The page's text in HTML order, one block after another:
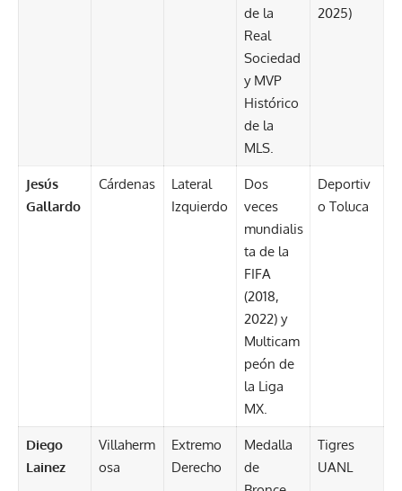
de la
Real
Sociedad
y MVP
Histórico
de la
MLS.
2025)
Jesús
Gallardo
Cárdenas
Lateral
Izquierdo
Dos
veces
mundialis
ta de la
FIFA
(2018,
2022) y
Multicam
peón de
la Liga
MX.
Deportiv
o Toluca
Diego
Lainez
Villaherm
osa
Extremo
Derecho
Medalla
de
Tigres
UANL